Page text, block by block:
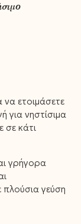
να ετοιμάσετε
για νηστίσιμα
σε κάτι
γρήγορα
πλούσια γεύση